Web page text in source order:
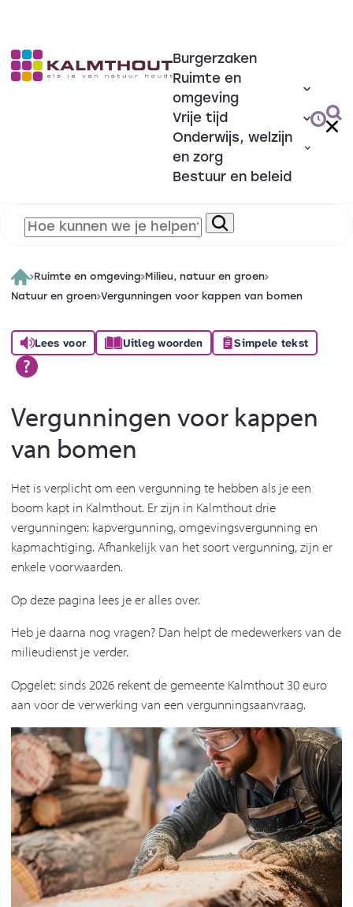
Burgerzaken
Ruimte en
omgeving
Vrije tijd
Onderwijs, welzijn
en zorg
Bestuur en beleid
Ruimte en omgeving
Milieu, natuur en groen
Natuur en groen Vergunningen voor kappen van bomen
Lees voor Uitleg woorden Simpele tekst
Vergunningen voor kappen
van bomen
Het is verplicht om een vergunning te hebben als je een
boom kapt in Kalmthout. Er zijn in Kalmthout drie
vergunningen: kapvergunning, omgevingsvergunning en
kapmachtiging. Afhankelijk van het soort vergunning, zijn er
enkele voorwaarden.
Op deze pagina lees je er alles over.
Heb je daarna nog vragen? Dan helpt de medewerkers van de
milieudienst je verder.
Opgelet: sinds 2026 rekent de gemeente Kalmthout 30 euro
aan voor de verwerking van een vergunningsaanvraag.